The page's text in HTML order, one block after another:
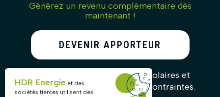
Générez un revenu complémentaire dès
maintenant !
DEVENIR APPORTEUR
D’AFFAIRES
Recommandez nos solutions solaires et
gagnez des commissions sans contraintes.
HDR Energie et des
sociétés tierces utilisent des